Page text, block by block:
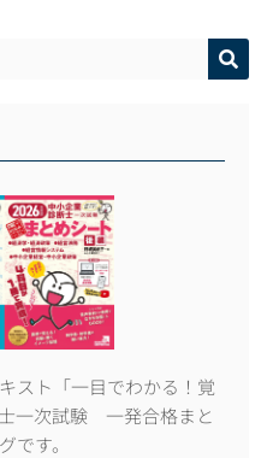
スト「一目でわかる！覚
一次試験 一発合格まと
です。